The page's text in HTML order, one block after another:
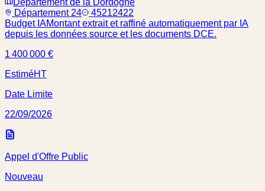
Département 24
45212422
Budget IAMontant extrait et raffiné automatiquement par IA
depuis les données source et les documents DCE.
1 400 000 €
EstiméHT
Date Limite
22/09/2026
Appel d'Offre Public
Nouveau